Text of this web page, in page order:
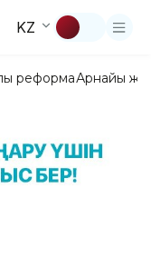
KZ
реформаАрнайы